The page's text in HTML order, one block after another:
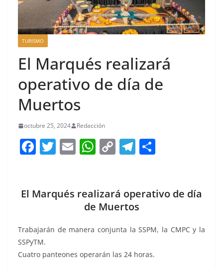
TURISMO
El Marqués realizará
operativo de día de
Muertos
octubre 25, 2024 Redacción
F
e
o
o
k
T
er
E
l
W
s
A
p
C
y
Li
n
T
gr
a
m
e
El Marqués realizará operativo de día
de Muertos
Trabajarán de manera conjunta la SSPM, la CMPC y la
SSPyTM.
Cuatro panteones operarán las 24 horas.